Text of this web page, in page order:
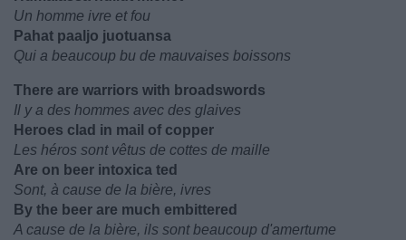
Un homme ivre et fou
Pahat paaljo juotuansa
Qui a beaucoup bu de mauvaises boissons
There are warriors with broadswords
Il y a des hommes avec des glaives
Heroes clad in mail of copper
Les héros sont vêtus de cottes de maille
Are on beer intoxica ted
Sont, à cause de la bière, ivres
By the beer are much embittered
A cause de la bière, ils sont beaucoup d'amertume